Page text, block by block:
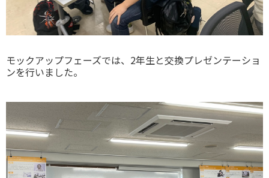
モックアップフェーズでは、2年生と交換プレゼンテーショ
ンを行いました。